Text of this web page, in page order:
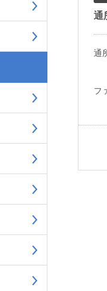
通
通
フ